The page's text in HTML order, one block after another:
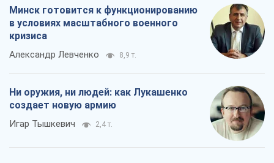
Минск готовится к функционированию
в условиях масштабного военного
кризиса
Александр Левченко 8,9 т.
Ни оружия, ни людей: как Лукашенко
создает новую армию
Игар Тышкевич 2,4 т.